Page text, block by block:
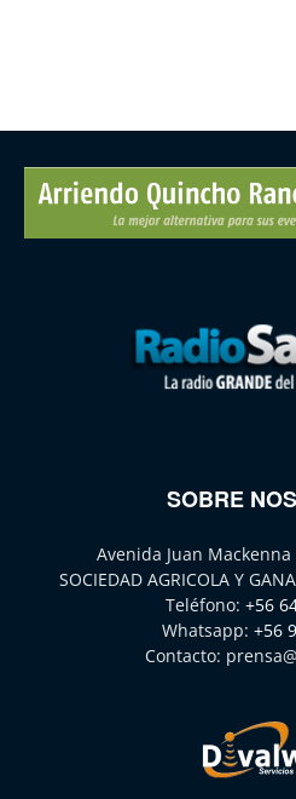
SOBRE
Avenida Juan
SOCIEDAD AGRICOLA Y
Teléfono: +56
Whatsapp: +56
Contacto: